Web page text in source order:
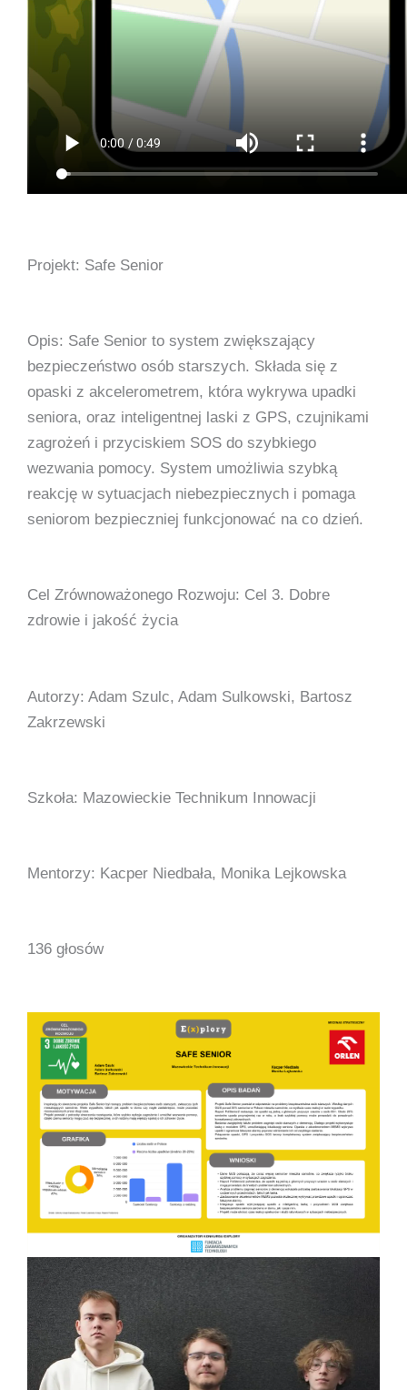
Projekt: Safe Senior
Opis: Safe Senior to system zwiększający
bezpieczeństwo osób starszych. Składa się z
opaski z akcelerometrem, która wykrywa upadki
seniora, oraz inteligentnej laski z GPS, czujnikami
zagrożeń i przyciskiem SOS do szybkiego
wezwania pomocy. System umożliwia szybką
reakcję w sytuacjach niebezpiecznych i pomaga
seniorom bezpieczniej funkcjonować na co dzień.
Cel Zrównoważonego Rozwoju: Cel 3. Dobre
zdrowie i jakość życia
Autorzy: Adam Szulc, Adam Sulkowski, Bartosz
Zakrzewski
Szkoła: Mazowieckie Technikum Innowacji
Mentorzy: Kacper Niedbała, Monika Lejkowska
136 głosów